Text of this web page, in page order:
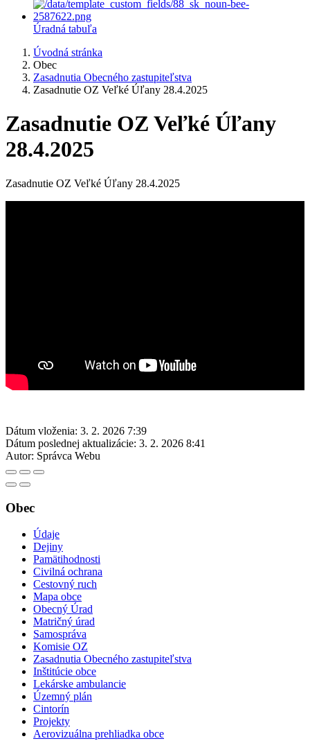
Úradná tabuľa
Úvodná stránka
Obec
Zasadnutia Obecného zastupiteľstva
Zasadnutie OZ Veľké Úľany 28.4.2025
Zasadnutie OZ Veľké Úľany
28.4.2025
Zasadnutie OZ Veľké Úľany 28.4.2025
Dátum vloženia: 3. 2. 2026 7:39
Dátum poslednej aktualizácie: 3. 2. 2026 8:41
Autor: Správca Webu
Obec
Údaje
Dejiny
Pamätihodnosti
Civilná ochrana
Cestovný ruch
Mapa obce
Obecný Úrad
Matričný úrad
Samospráva
Komisie OZ
Zasadnutia Obecného zastupiteľstva
Inštitúcie obce
Lekárske ambulancie
Územný plán
Cintorín
Projekty
Aerovizuálna prehliadka obce